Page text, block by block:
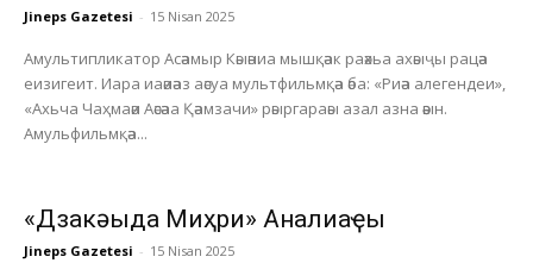
Jineps Gazetesi - 15 Nisan 2025
Амультипликатор Асәамыр Кәыәниа мышқәак раәхьа ахәыҷы рацәа
еизигеит. Иара иаәиәаз аәсуа мультфильмқәа әба: «Риәа алегендеи»,
«Ахьча Чаҳмаәи Аәсәаа Қәамзачи» рәыргараәы азал азна әәын.
Амульфильмқәа...
«Дзакәыда Миҳри» Анҭалиаҿы
Jineps Gazetesi - 15 Nisan 2025